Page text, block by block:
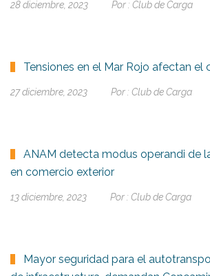
28 diciembre, 2023 Por : Club de Carga
Tensiones en el Mar Rojo afectan el
27 diciembre, 2023 Por : Club de Carga
ANAM detecta modus operandi de
en comercio exterior
13 diciembre, 2023 Por : Club de Carga
Mayor seguridad para el